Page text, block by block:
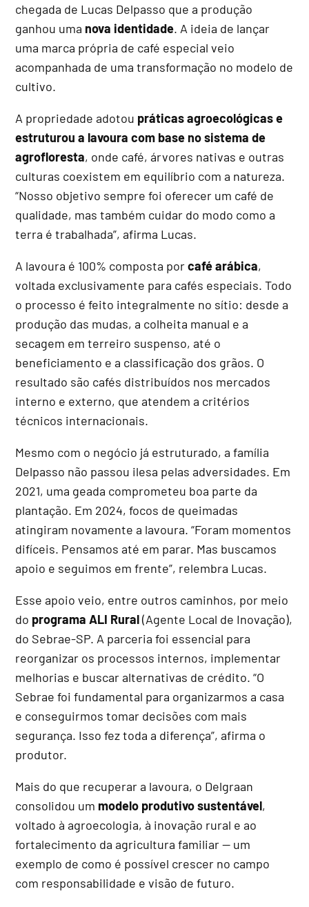
chegada de Lucas Delpasso que a produção
ganhou uma nova identidade. A ideia de lançar
uma marca própria de café especial veio
acompanhada de uma transformação no modelo de
cultivo.
A propriedade adotou práticas agroecológicas e
estruturou a lavoura com base no sistema de
agrofloresta, onde café, árvores nativas e outras
culturas coexistem em equilíbrio com a natureza.
“Nosso objetivo sempre foi oferecer um café de
qualidade, mas também cuidar do modo como a
terra é trabalhada”, afirma Lucas.
A lavoura é 100% composta porcafé arábica,
voltada exclusivamente para cafés especiais. Todo
o processo é feito integralmente no sítio: desde a
produção das mudas, a colheita manual e a
secagem em terreiro suspenso, até o
beneficiamento e a classificação dos grãos. O
resultado são cafés distribuídos nos mercados
interno e externo, que atendem a critérios
técnicos internacionais.
Mesmo com o negócio já estruturado, a família
Delpasso não passou ilesa pelas adversidades. Em
2021, uma geada comprometeu boa parte da
plantação. Em 2024, focos de queimadas
atingiram novamente a lavoura. “Foram momentos
difíceis. Pensamos até em parar. Mas buscamos
apoio e seguimos em frente”, relembra Lucas.
Esse apoio veio, entre outros caminhos, por meio
do programa ALI Rural(Agente Local de Inovação),
do Sebrae-SP. A parceria foi essencial para
reorganizar os processos internos, implementar
melhorias e buscar alternativas de crédito. “O
Sebrae foi fundamental para organizarmos a casa
e conseguirmos tomar decisões com mais
segurança. Isso fez toda a diferença”, afirma o
produtor.
Mais do que recuperar a lavoura, o Delgraan
consolidou um modelo produtivo sustentável,
voltado à agroecologia, à inovação rural e ao
fortalecimento da agricultura familiar — um
exemplo de como é possível crescer no campo
com responsabilidade e visão de futuro.